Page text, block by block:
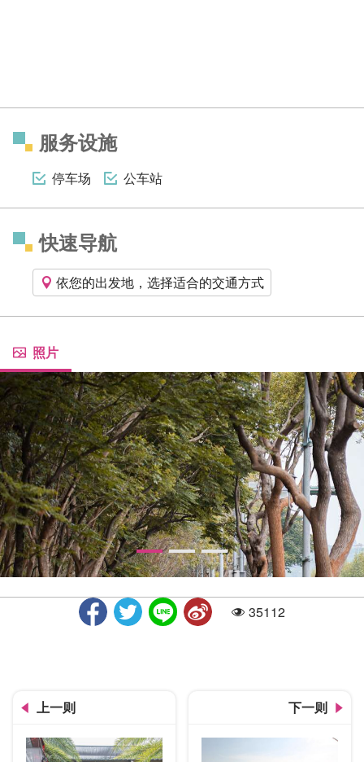
服务设施
停车场 公车站
快速导航
依您的出发地，选择适合的交通方式
照片
人气35112
上一则 下一则